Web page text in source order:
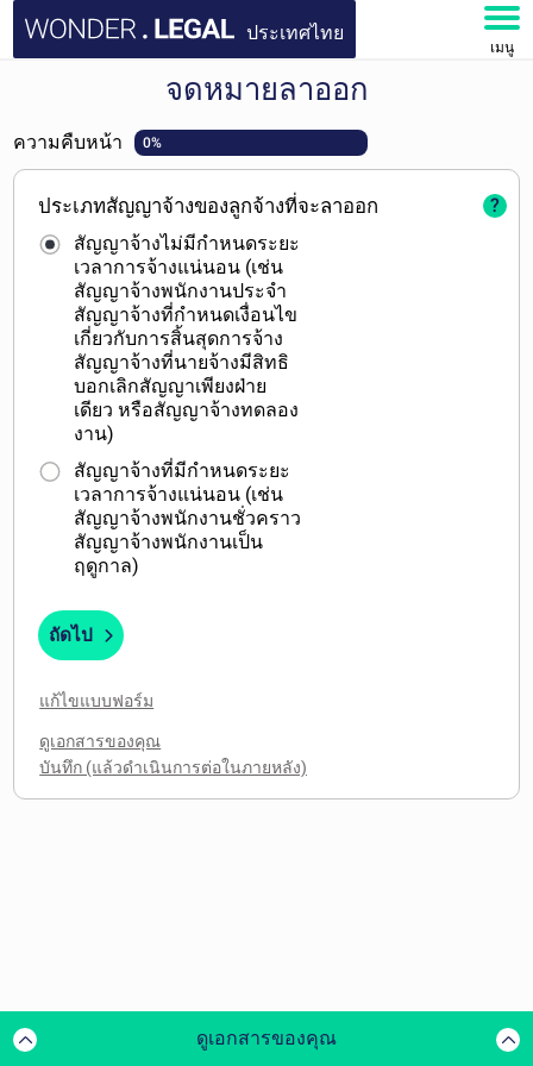
ประเทศไทย
เมนู
เอกสาร
คำถามที่พบบ่อย
บัญชีของฉัน
จดหมายลาออก
ความคืบหน้า 0%
ประเภทสัญญาจ้างของลูกจ้างที่จะลาออก
สัญญาจ้างไม่มีกำหนดระยะ
เวลาการจ้างแน่นอน (เช่น
สัญญาจ้างพนักงานประจำ
สัญญาจ้างที่กำหนดเงื่อนไข
เกี่ยวกับการสิ้นสุดการจ้าง
สัญญาจ้างที่นายจ้างมีสิทธิ
บอกเลิกสัญญาเพียงฝ่าย
เดียว หรือสัญญาจ้างทดลอง
งาน)
สัญญาจ้างที่มีกำหนดระยะ
เวลาการจ้างแน่นอน (เช่น
สัญญาจ้างพนักงานชั่วคราว
สัญญาจ้างพนักงานเป็น
ฤดูกาล)
?
ถัดไป
แก้ไขแบบฟอร์ม
ดูเอกสารของคุณ
ดูเอกสารของคุณ